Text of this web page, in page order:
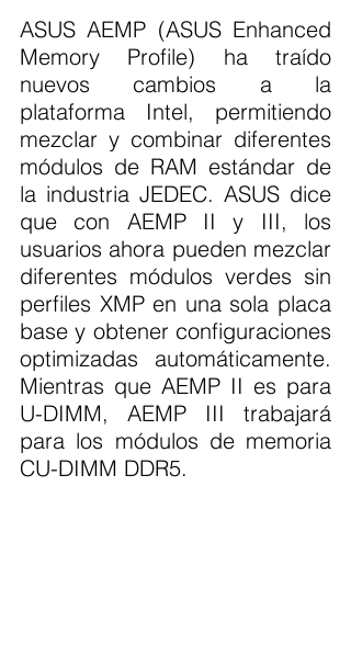
ASUS AEMP (ASUS Enhanced
Memory Profile) ha traído
nuevos cambios a la
plataforma Intel, permitiendo
mezclar y combinar diferentes
módulos de RAM estándar de
la industria JEDEC. ASUS dice
que con AEMP II y III, los
usuarios ahora pueden mezclar
diferentes módulos verdes sin
perfiles XMP en una sola placa
base y obtener configuraciones
optimizadas automáticamente.
Mientras que AEMP II es para
U-DIMM, AEMP III trabajará
para los módulos de memoria
CU-DIMM DDR5.